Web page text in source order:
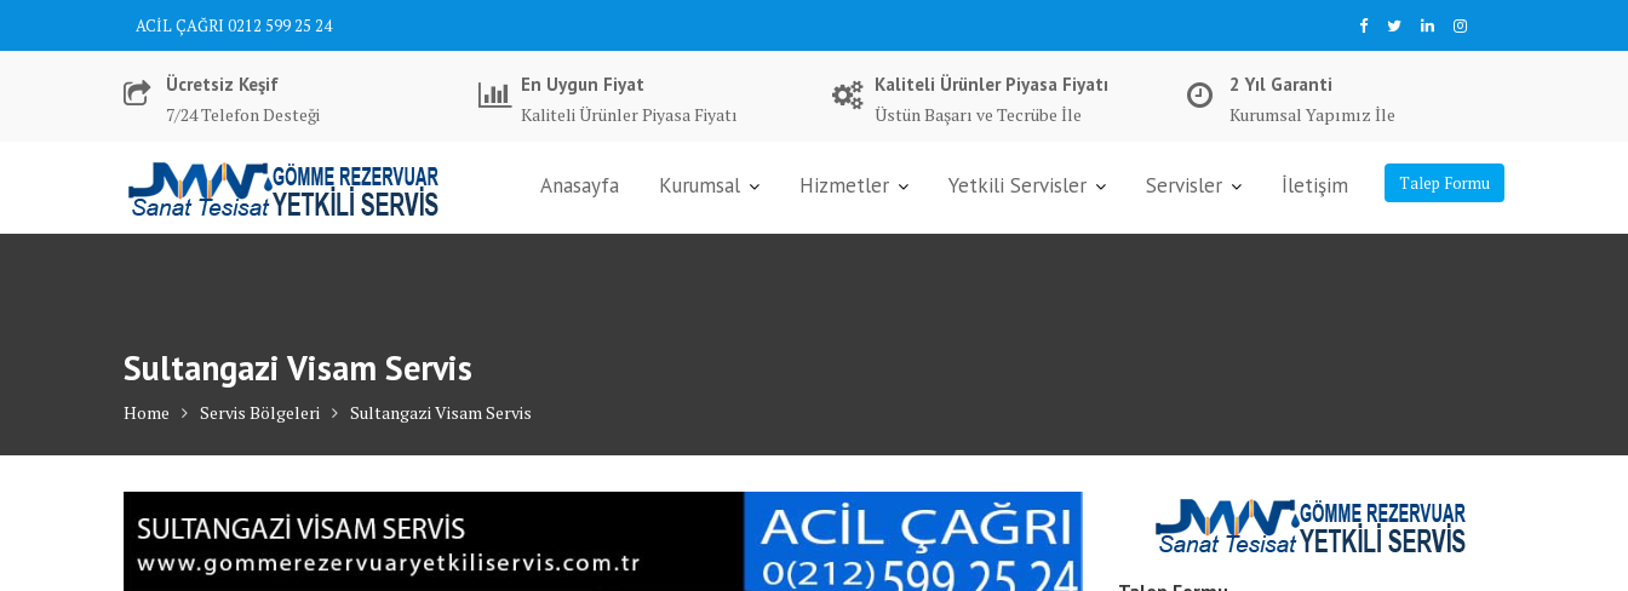
ACİL ÇAĞRI 0212 599 25 24
Ücretsiz Keşif
7/24 Telefon Desteği
En Uygun Fiyat
Kaliteli Ürünler Piyasa Fiyatı
Kaliteli Ürünler Piyasa Fiyatı
Üstün Başarı ve Tecrübe İle
2 Yıl Garanti
Kurumsal Yapımız İle
Talep Formu
Anasayfa Kurumsal Hizmetler Yetkili Servisler Servisler İletişim
Sultangazi Visam Servis
Home Servis Bölgeleri Sultangazi Visam Servis